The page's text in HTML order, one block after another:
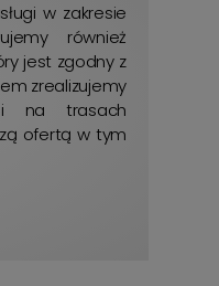
w zakresie
również
jest zgodny z
zrealizujemy
i na trasach
ofertą w tym